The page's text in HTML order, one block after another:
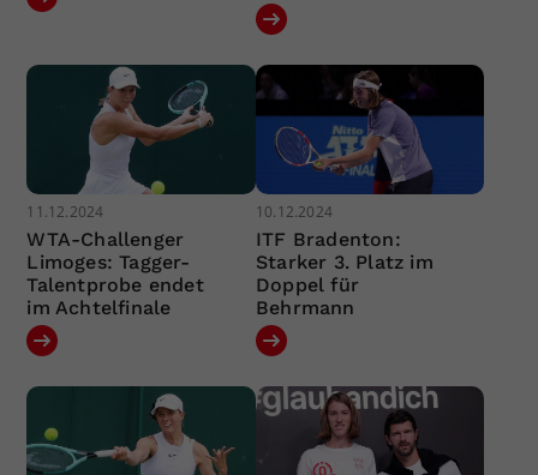
11.12.2024
WTA-Challenger
Limoges: Tagger-
Talentprobe endet
im Achtelfinale
10.12.2024
ITF Bradenton:
Starker 3. Platz im
Doppel für
Behrmann